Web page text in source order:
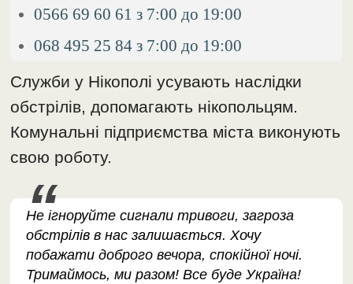
0566 69 60 61 з 7:00 до 19:00
068 495 25 84 з 7:00 до 19:00
Служби у Нікополі усувають наслідки
обстрілів, допомагають нікопольцям.
Комунальні підприємства міста виконують
свою роботу.
Не ігноруйте сигнали тривоги, загроза
обстрілів в нас залишається. Хочу
побажати доброго вечора, спокійної ночі.
Тримаймось, ми разом! Все буде Україна!